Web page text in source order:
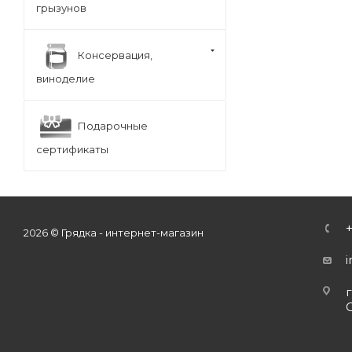
грызунов
Консервация,
виноделие
Подарочные
сертификаты
2026 © Грядка - интернет-магазин